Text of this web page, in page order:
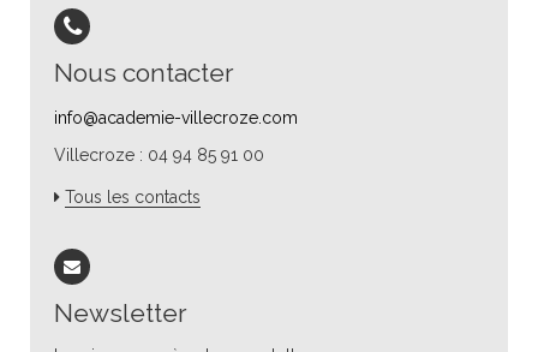
Nous contacter
info@academie-villecroze.com
Villecroze : 04 94 85 91 00
Tous les contacts
Newsletter